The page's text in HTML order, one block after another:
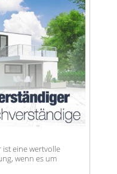
eine wertvolle
wenn es um